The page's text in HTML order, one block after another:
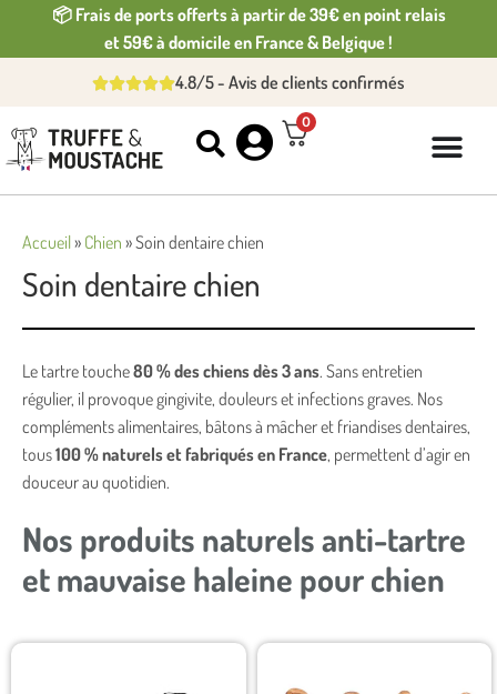
📦 Frais de ports offerts à partir de 39€ en point relais
et 59€ à domicile en France & Belgique !
4.8/5 - Avis de clients confirmés
0
Accueil» Chien »Soin dentaire chien
Soin dentaire chien
Le tartre touche80 % des chiens dès 3 ans. Sans entretien
régulier, il provoque gingivite, douleurs et infections graves. Nos
compléments alimentaires, bâtons à mâcher et friandises dentaires,
tous100 % naturels et fabriqués en France, permettent d’agir en
douceur au quotidien.
Nos produits naturels anti-tartre
et mauvaise haleine pour chien